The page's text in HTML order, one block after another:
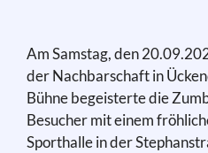
Am Samstag, den
der Nachbarschaft in
Bühne begeisterte die
Besucher mit einem
Sporthalle in der